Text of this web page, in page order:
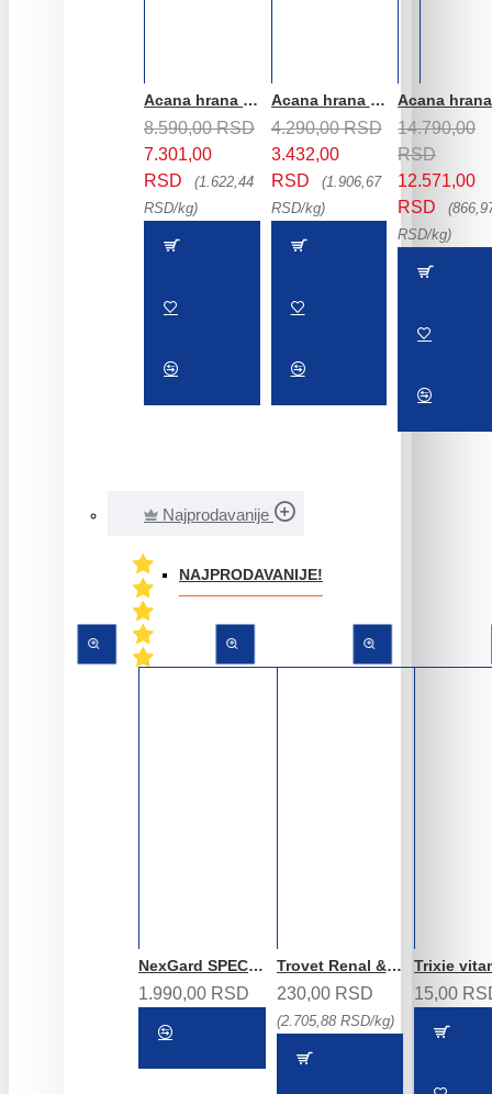
Acana hrana za mačke CAT Bountiful Catch 4.5kg
8.590,00 RSD
7.301,00
RSD
(1.622,44
RSD/kg)
Acana hrana za mačke CAT Indoor Entree 1.8kg
4.290,00 RSD
3.432,00
RSD
(1.906,67
RSD/kg)
14.790,00
RSD
12.571,00
RSD
RSD/kg)
Najprodavanije
NAJPRODAVANIJE!
NexGard SPECTRA za pse 1 komad
1.990,00 RSD
Trovet Renal & Oxalate veterinarska dijeta za mačke kesica 85g
230,00 RSD
(2.705,88 RSD/kg)
15,00